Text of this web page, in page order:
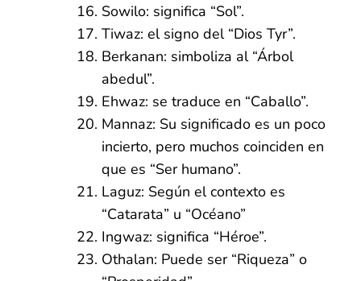
Sowilo: significa “Sol”.
Tiwaz: el signo del “Dios Tyr”.
Berkanan: simboliza al “Árbol
abedul”.
Ehwaz: se traduce en “Caballo”.
Mannaz: Su significado es un poco
incierto, pero muchos coinciden en
que es “Ser humano”.
Laguz: Según el contexto es
“Catarata” u “Océano”
Ingwaz: significa “Héroe”.
Othalan: Puede ser “Riqueza” o